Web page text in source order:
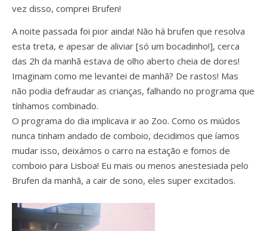
vez disso, comprei Brufen!
A noite passada foi pior ainda! Não há brufen que resolva
esta treta, e apesar de aliviar [só um bocadinho!], cerca
das 2h da manhã estava de olho aberto cheia de dores!
Imaginam como me levantei de manhã? De rastos! Mas
não podia defraudar as crianças, falhando no programa que
tínhamos combinado.
O programa do dia implicava ir ao Zoo. Como os miúdos
nunca tinham andado de comboio, decidimos que íamos
mudar isso, deixámos o carro na estação e fomos de
comboio para Lisboa! Eu mais ou menos anestesiada pelo
Brufen da manhã, a cair de sono, eles super excitados.